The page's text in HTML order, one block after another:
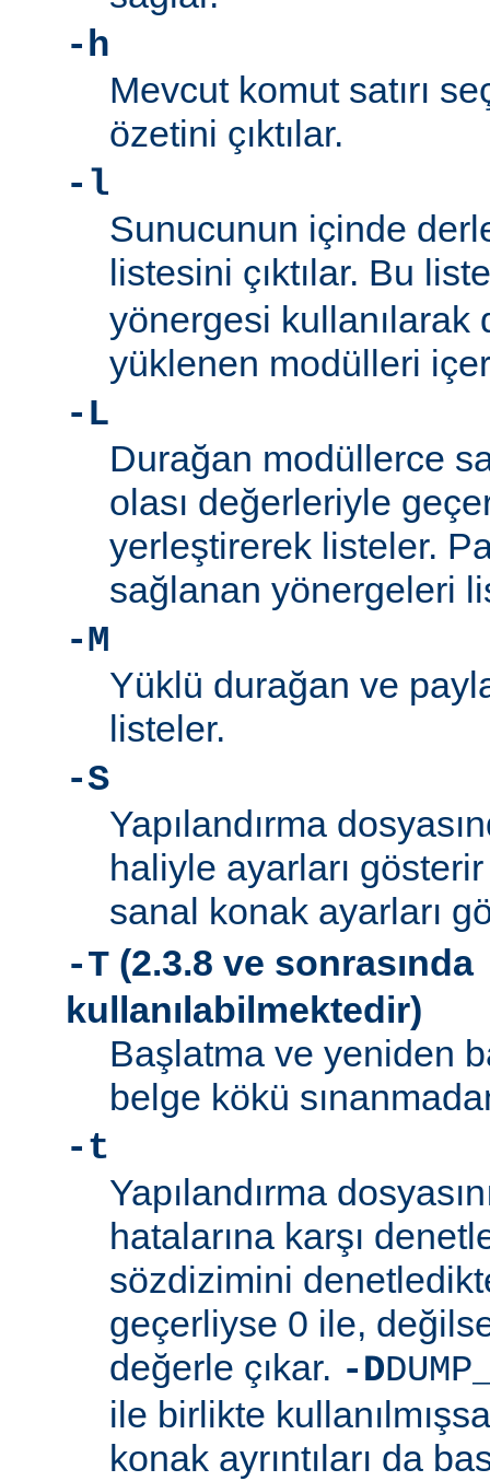
-h
Mevcut komut satırı
özetini çıktılar.
-l
Sunucunun içinde
listesini çıktılar. Bu
yönergesi kullanılarak
yüklenen modülleri
-L
Durağan modüllerce
olası değerleriyle
yerleştirerek listeler.
sağlanan yönergeleri
-M
Yüklü durağan ve
listeler.
-S
Yapılandırma
haliyle ayarları
sanal konak ayarları
-T (2.3.8 ve sonrasında
kullanılabilmektedir)
Başlatma ve yeniden
belge kökü
-t
Yapılandırma
hatalarına karşı
sözdizimini
geçerliyse 0 ile,
değerle çıkar. -D
ile birlikte
konak ayrıntıları da